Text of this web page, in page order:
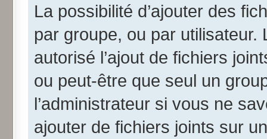
La possibilité d’ajouter des
par groupe, ou par utilisateur.
autorisé l’ajout de fichiers
ou peut-être que seul un
l’administrateur si vous ne
ajouter de fichiers joints sur